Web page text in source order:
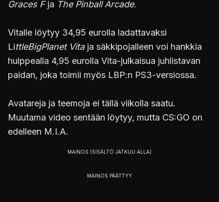
Graces Fja The Pinball Arcade.
Vitalle löytyy 34,95 eurolla ladattavaksi
LittleBigPlanet Vita ja säkkipojalleen voi hankkia
hulppealla 4,95 eurolla Vita-julkaisua juhlistavan
paidan, joka toimii myös LBP:n PS3-versiossa.
Avatareja ja teemoja ei tällä viikolla saatu.
Muutama video sentään löytyy, mutta CS:GO on
edelleen M.I.A.